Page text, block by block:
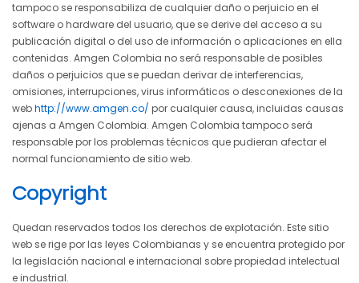
tampoco se responsabiliza de cualquier daño o perjuicio en el
software o hardware del usuario, que se derive del acceso a su
publicación digital o del uso de información o aplicaciones en ella
contenidas. Amgen Colombia no será responsable de posibles
daños o perjuicios que se puedan derivar de interferencias,
omisiones, interrupciones, virus informáticos o desconexiones de la
webhttp://www.amgen.co/ por cualquier causa, incluidas causas
ajenas a Amgen Colombia. Amgen Colombia tampoco será
responsable por los problemas técnicos que pudieran afectar el
normal funcionamiento de sitio web.
Copyright
Quedan reservados todos los derechos de explotación. Este sitio
web se rige por las leyes Colombianas y se encuentra protegido por
la legislación nacional e internacional sobre propiedad intelectual
e industrial.